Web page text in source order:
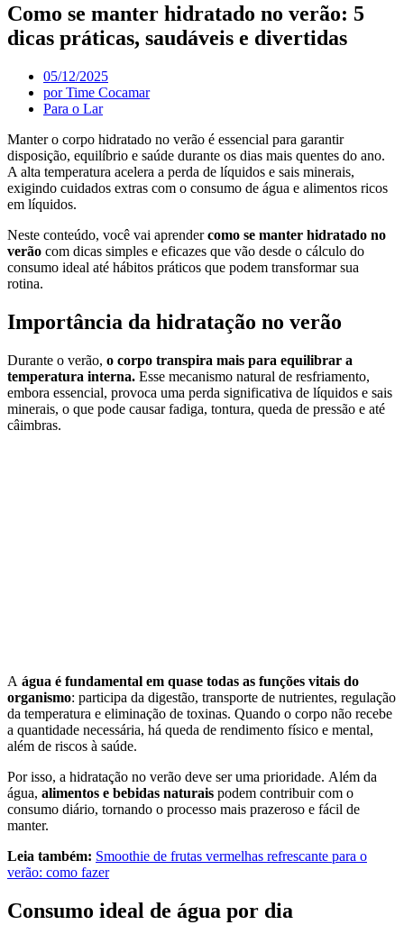
Como se manter hidratado no verão: 5
dicas práticas, saudáveis e divertidas
05/12/2025
porTime Cocamar
Para o Lar
Manter o corpo hidratado no verão é essencial para garantir
disposição, equilíbrio e saúde durante os dias mais quentes do ano.
A alta temperatura acelera a perda de líquidos e sais minerais,
exigindo cuidados extras com o consumo de água e alimentos ricos
em líquidos.
Neste conteúdo, você vai aprendercomo se manter hidratado no
verão com dicas simples e eficazes que vão desde o cálculo do
consumo ideal até hábitos práticos que podem transformar sua
rotina.
Importância da hidratação no verão
Durante o verão, o corpo transpira mais para equilibrar a
temperatura interna. Esse mecanismo natural de resfriamento,
embora essencial, provoca uma perda significativa de líquidos e sais
minerais, o que pode causar fadiga, tontura, queda de pressão e até
câimbras.
A água é fundamental em quase todas as funções vitais do
organismo: participa da digestão, transporte de nutrientes, regulação
da temperatura e eliminação de toxinas. Quando o corpo não recebe
a quantidade necessária, há queda de rendimento físico e mental,
além de riscos à saúde.
Por isso, a hidratação no verão deve ser uma prioridade. Além da
água, alimentos e bebidas naturais podem contribuir com o
consumo diário, tornando o processo mais prazeroso e fácil de
manter.
Leia também: Smoothie de frutas vermelhas refrescante para o
verão: como fazer
Consumo ideal de água por dia